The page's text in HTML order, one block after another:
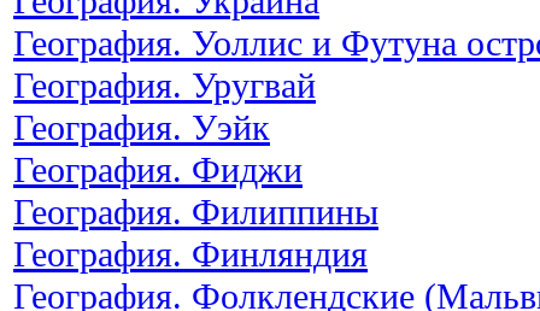
География. Уоллис и Футуна
География. Уругвай
География. Уэйк
География. Фиджи
География. Филиппины
География. Финляндия
География. Фолклендские